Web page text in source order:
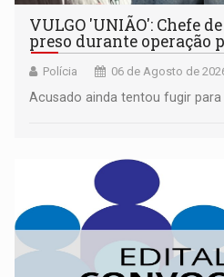
VULGO 'UNIÃO': Chefe
preso durante operação
Polícia 06 de Agosto de
Acusado ainda tentou fugir para